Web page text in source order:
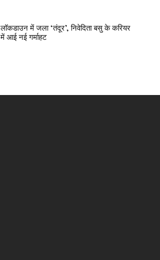
लॉकडाउन में जला ‘तंदूर’, निवेदिता बसु के करियर
में आई नई गर्माहट